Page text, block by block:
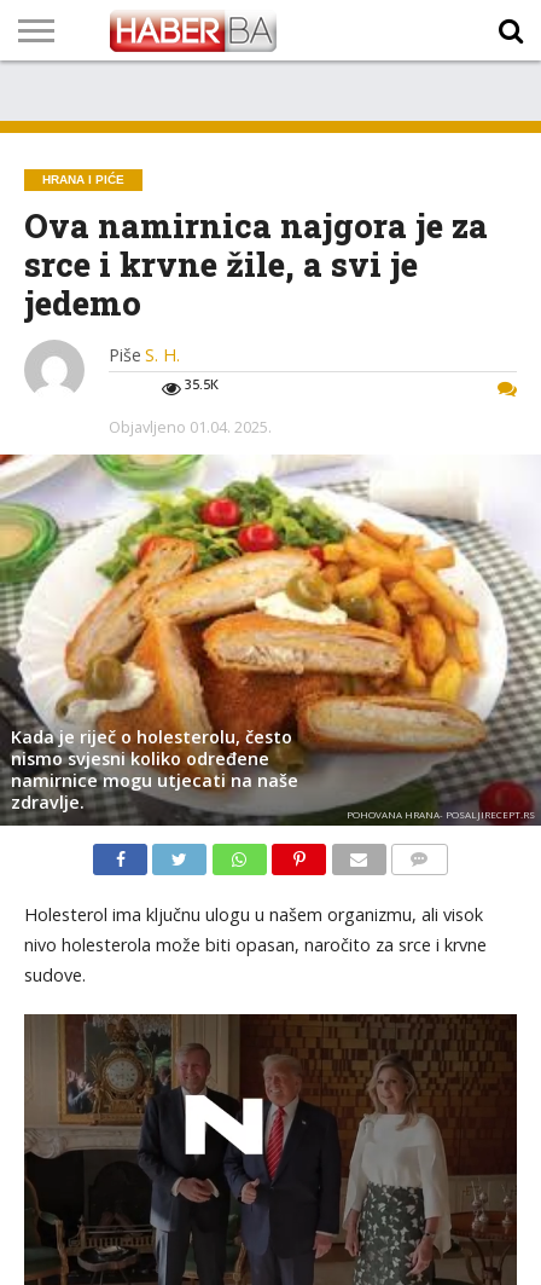
TECH
PROGRAM
PROGNOZA
PUTEVIMA
LISTA
NAMA
HRANA I PIĆE
Ova namirnica najgora je za
srce i krvne žile, a svi je
jedemo
Piše S. H.
35.5K
Objavljeno 01.04. 2025.
Kada je riječ o holesterolu, često
nismo svjesni koliko određene
namirnice mogu utjecati na naše
zdravlje.
POHOVANA HRANA- POSALJIRECEPT.RS
Holesterol ima ključnu ulogu u našem organizmu, ali visok
nivo holesterola može biti opasan, naročito za srce i krvne
sudove.